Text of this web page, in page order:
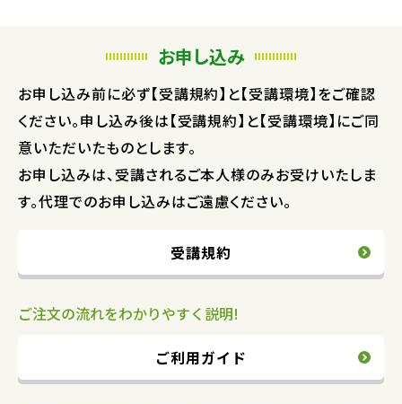
お申し込み
お申し込み前に必ず【受講規約】と【受講環境】をご確認
ください。申し込み後は【受講規約】と【受講環境】にご同
意いただいたものとします。
お申し込みは、受講されるご本人様のみお受けいたしま
す。代理でのお申し込みはご遠慮ください。
受講規約
ご注文の流れをわかりやすく説明!
ご利用ガイド